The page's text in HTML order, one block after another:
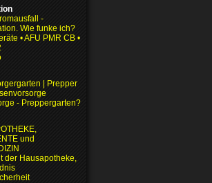
-
Wie funke ich?
• AFU PMR CB •
| Prepper
- Preppergarten?
und
der Hausapotheke,